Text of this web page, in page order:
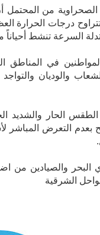
من المحتمل
السرعة تنشط أحياناً
في المناطق
والوديان
الحار والشديد
بعدم التعرض المباشر
البحر والصيادين من
الشرقية